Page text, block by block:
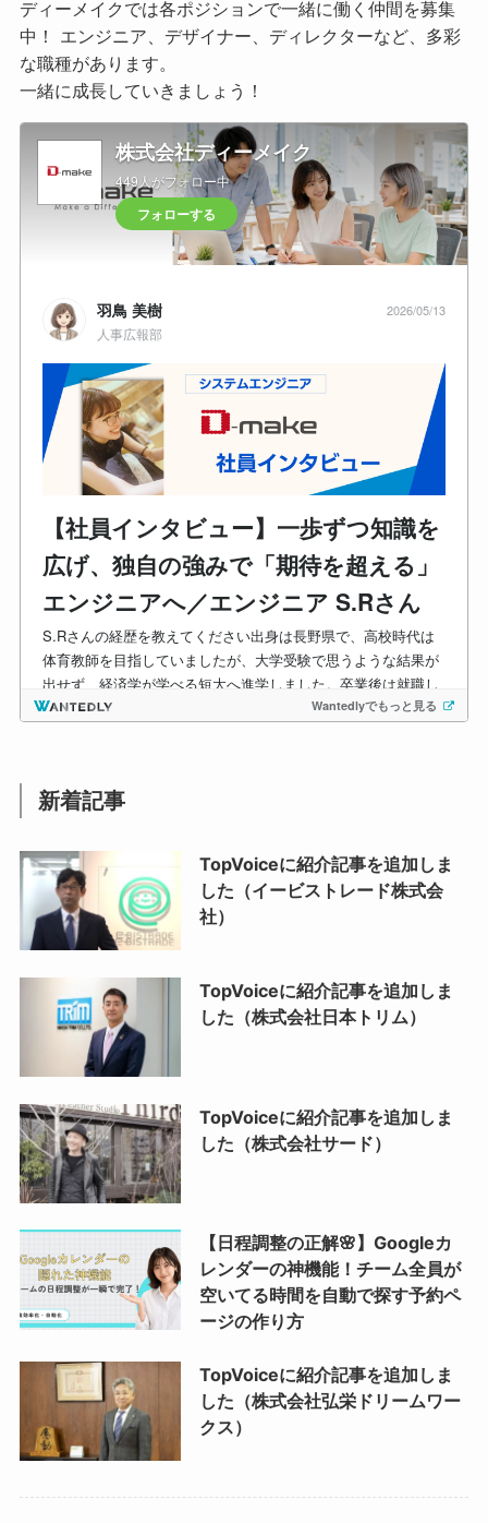
ディーメイクでは各ポジションで一緒に働く仲間を募集
中！ エンジニア、デザイナー、ディレクターなど、多彩
な職種があります。
一緒に成長していきましょう！
新着記事
TopVoiceに紹介記事を追加しま
した（イービストレード株式会
社）
TopVoiceに紹介記事を追加しま
した（株式会社日本トリム）
TopVoiceに紹介記事を追加しま
した（株式会社サード）
【日程調整の正解🌸】Googleカ
レンダーの神機能！チーム全員が
空いてる時間を自動で探す予約ペ
ージの作り方
TopVoiceに紹介記事を追加しま
した（株式会社弘栄ドリームワー
クス）